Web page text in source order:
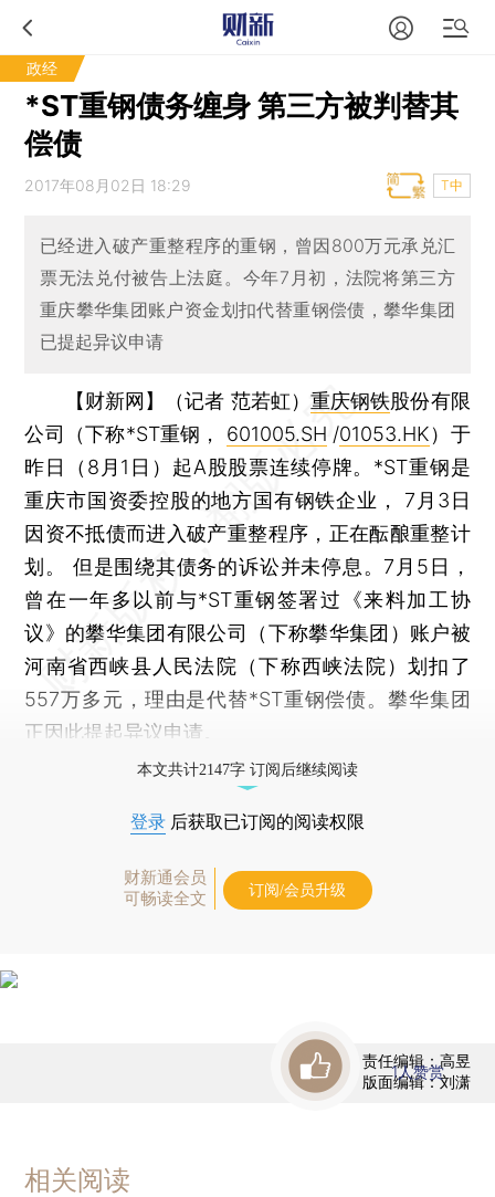
政经
*ST重钢债务缠身 第三方被判替其
偿债
2017年08月02日 18:29 T中
已经进入破产重整程序的重钢，曾因800万元承兑汇
票无法兑付被告上法庭。今年7月初，法院将第三方
重庆攀华集团账户资金划扣代替重钢偿债，攀华集团
已提起异议申请
【财新网】（记者 范若虹） 重庆钢铁股份有限
公司（下称*ST重钢， 601005.SH /01053.HK）于
昨日（8月1日）起A股股票连续停牌。*ST重钢是
重庆市国资委控股的地方国有钢铁企业， 7月3日
因资不抵债而进入破产重整程序，正在酝酿重整计
划。 但是围绕其债务的诉讼并未停息。7月5日，
曾在一年多以前与*ST重钢签署过《来料加工协
议》的攀华集团有限公司（下称攀华集团）账户被
河南省西峡县人民法院（下称西峡法院）划扣了
557万多元，理由是代替*ST重钢偿债。攀华集团
正因此提起异议申请。
本文共计2147字 订阅后继续阅读
登录 后获取已订阅的阅读权限
财新通会员
可畅读全文
订阅/会员升级
责任编辑：高昱
版面编辑：刘潇
1人赞赏
相关阅读